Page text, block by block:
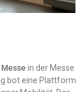
Messein der Messe
bot eine Plattform